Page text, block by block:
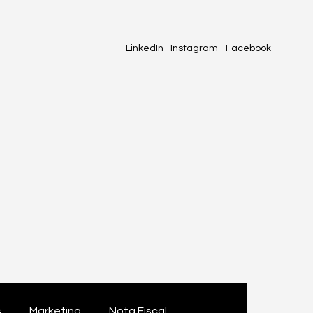
LinkedIn Instagram Facebook